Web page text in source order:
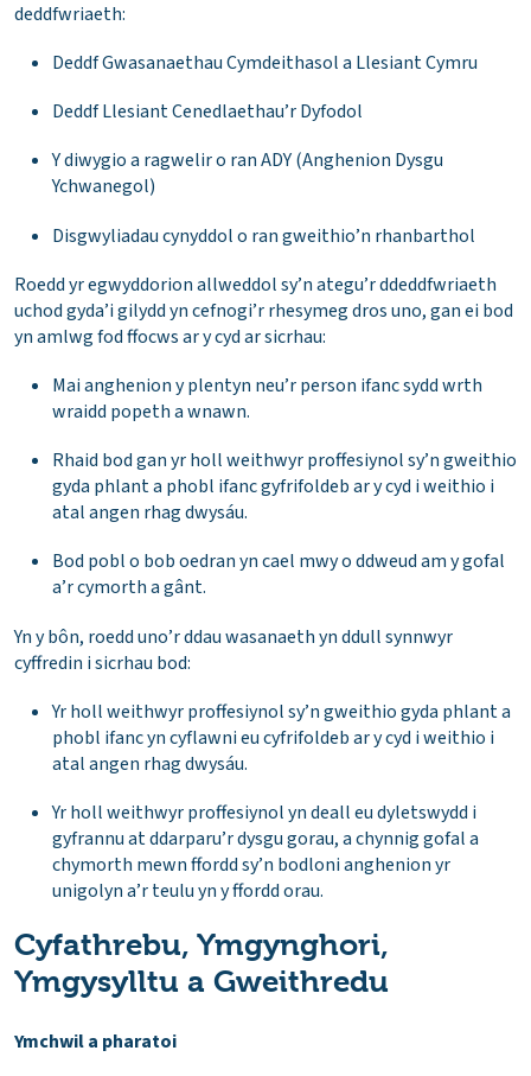
deddfwriaeth:
Deddf Gwasanaethau Cymdeithasol a Llesiant Cymru
Deddf Llesiant Cenedlaethau’r Dyfodol
Y diwygio a ragwelir o ran ADY (Anghenion Dysgu
Ychwanegol)
Disgwyliadau cynyddol o ran gweithio’n rhanbarthol
Roedd yr egwyddorion allweddol sy’n ategu’r ddeddfwriaeth
uchod gyda’i gilydd yn cefnogi’r rhesymeg dros uno, gan ei bod
yn amlwg fod ffocws ar y cyd ar sicrhau:
Mai anghenion y plentyn neu’r person ifanc sydd wrth
wraidd popeth a wnawn.
Rhaid bod gan yr holl weithwyr proffesiynol sy’n gweithio
gyda phlant a phobl ifanc gyfrifoldeb ar y cyd i weithio i
atal angen rhag dwysáu.
Bod pobl o bob oedran yn cael mwy o ddweud am y gofal
a’r cymorth a gânt.
Yn y bôn, roedd uno’r ddau wasanaeth yn ddull synnwyr
cyffredin i sicrhau bod:
Yr holl weithwyr proffesiynol sy’n gweithio gyda phlant a
phobl ifanc yn cyflawni eu cyfrifoldeb ar y cyd i weithio i
atal angen rhag dwysáu.
Yr holl weithwyr proffesiynol yn deall eu dyletswydd i
gyfrannu at ddarparu’r dysgu gorau, a chynnig gofal a
chymorth mewn ffordd sy’n bodloni anghenion yr
unigolyn a’r teulu yn y ffordd orau.
Cyfathrebu, Ymgynghori,
Ymgysylltu a Gweithredu
Ymchwil a pharatoi